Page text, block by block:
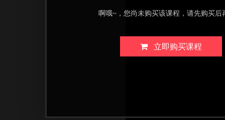
啊哦~，您尚未购买该课程，请先购买后
立即购买课程